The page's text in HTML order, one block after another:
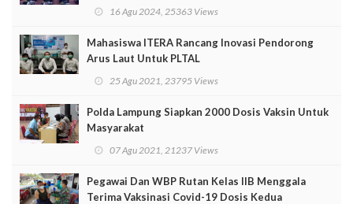
16 Agu 2024, 25363 Views
Mahasiswa ITERA Rancang Inovasi Pendorong
Arus Laut Untuk PLTAL
25 Agu 2021, 23795 Views
Polda Lampung Siapkan 2000 Dosis Vaksin Untuk
Masyarakat
07 Agu 2021, 21237 Views
Pegawai Dan WBP Rutan Kelas IIB Menggala
Terima Vaksinasi Covid-19 Dosis Kedua